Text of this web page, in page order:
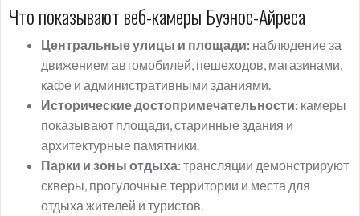
Что показывают веб-камеры Буэнос-Айреса
Центральные улицы и площади: наблюдение за
движением автомобилей, пешеходов, магазинами,
кафе и административными зданиями.
Исторические достопримечательности: камеры
показывают площади, старинные здания и
архитектурные памятники.
Парки и зоны отдыха:трансляции демонстрируют
скверы, прогулочные территории и места для
отдыха жителей и туристов.